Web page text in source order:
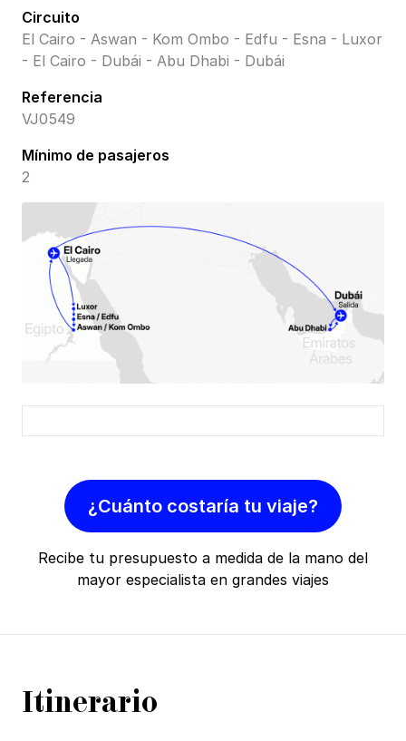
Circuito
El Cairo - Aswan - Kom Ombo - Edfu - Esna - Luxor
- El Cairo - Dubái - Abu Dhabi - Dubái
Referencia
VJ0549
Mínimo de pasajeros
2
¿Cuánto costaría tu viaje?
Recibe tu presupuesto a medida de la mano del
mayor especialista en grandes viajes
Itinerario